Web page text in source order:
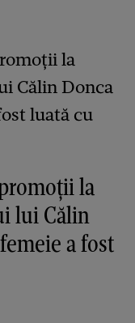
la
lui Călin
a fost